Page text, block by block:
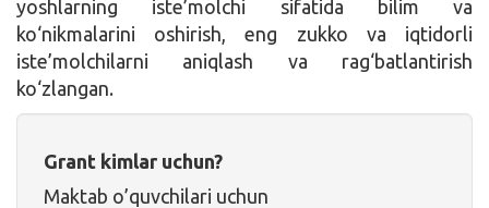
yoshlarning iste’molchi sifatida bilim va
ko‘nikmalarini oshirish, eng zukko va iqtidorli
iste’molchilarni aniqlash va rag‘batlantirish
ko‘zlangan.
Grant kimlar uchun?
Maktab o’quvchilari uchun